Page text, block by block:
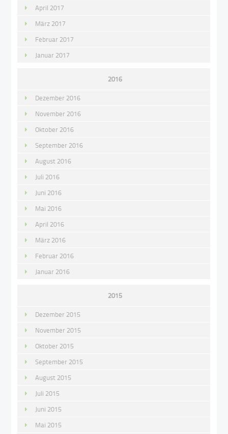
April 2017
März 2017
Februar 2017
Januar 2017
2016
Dezember 2016
November 2016
Oktober 2016
September 2016
August 2016
Juli 2016
Juni 2016
Mai 2016
April 2016
März 2016
Februar 2016
Januar 2016
2015
Dezember 2015
November 2015
Oktober 2015
September 2015
August 2015
Juli 2015
Juni 2015
Mai 2015